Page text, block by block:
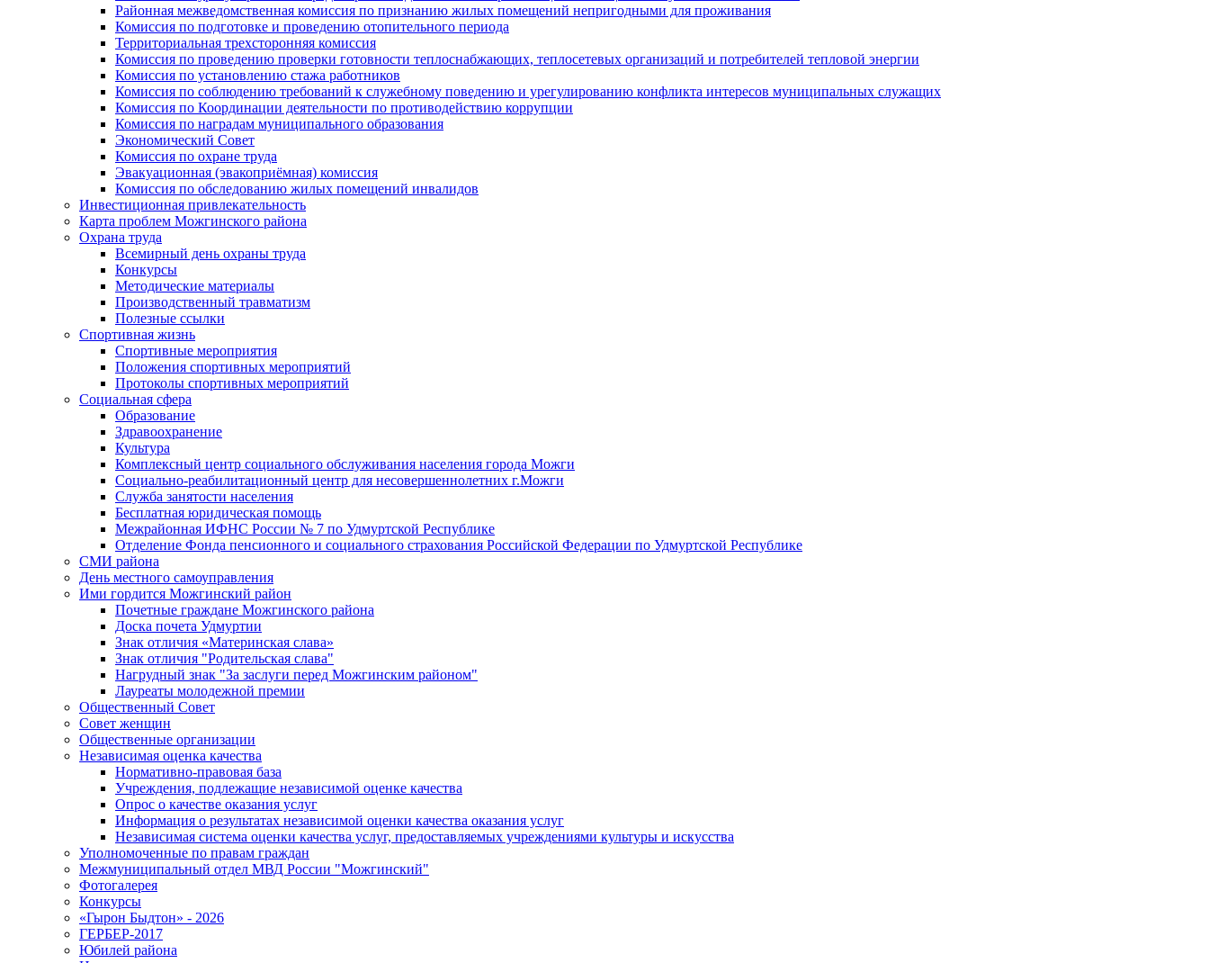
Районная межведомственная комиссия по признанию жилых помещений непригодными для проживания
Комиссия по подготовке и проведению отопительного периода
Территориальная трехсторонняя комиссия
Комиссия по проведению проверки готовности теплоснабжающих, теплосетевых организаций и потребителей тепловой энергии
Комиссия по установлению стажа работников
Комиссия по соблюдению требований к служебному поведению и урегулированию конфликта интересов муниципальных служащих
Комиссия по Координации деятельности по противодействию коррупции
Комиссия по наградам муниципального образования
Экономический Совет
Комиссия по охране труда
Эвакуационная (эвакоприёмная) комиссия
Комиссия по обследованию жилых помещений инвалидов
Инвестиционная привлекательность
Карта проблем Можгинского района
Охрана труда
Всемирный день охраны труда
Конкурсы
Методические материалы
Производственный травматизм
Полезные ссылки
Спортивная жизнь
Спортивные мероприятия
Положения спортивных мероприятий
Протоколы спортивных мероприятий
Социальная сфера
Образование
Здравоохранение
Культура
Комплексный центр социального обслуживания населения города Можги
Социально-реабилитационный центр для несовершеннолетних г.Можги
Служба занятости населения
Бесплатная юридическая помощь
Межрайонная ИФНС России № 7 по Удмуртской Республике
Отделение Фонда пенсионного и социального страхования Российской Федерации по Удмуртской Республике
СМИ района
День местного самоуправления
Ими гордится Можгинский район
Почетные граждане Можгинского района
Доска почета Удмуртии
Знак отличия «Материнская слава»
Знак отличия "Родительская слава"
Нагрудный знак "За заслуги перед Можгинским районом"
Лауреаты молодежной премии
Общественный Совет
Совет женщин
Общественные организации
Независимая оценка качества
Нормативно-правовая база
Учреждения, подлежащие независимой оценке качества
Опрос о качестве оказания услуг
Информация о результатах независимой оценки качества оказания услуг
Независимая система оценки качества услуг, предоставляемых учреждениями культуры и искусства
Уполномоченные по правам граждан
Межмуниципальный отдел МВД России "Можгинский"
Фотогалерея
Конкурсы
«Гырон Быдтон» - 2026
ГЕРБЕР-2017
Юбилей района